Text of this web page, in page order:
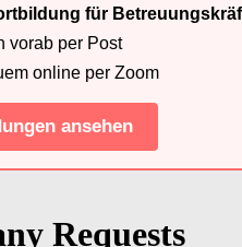
für
vorab per Post
online per Zoom
ansehen